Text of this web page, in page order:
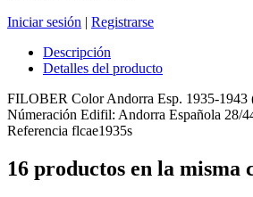
Iniciar sesión | Registrarse
Descripción
Detalles del producto
FILOBER Color Andorra Esp. 1935-1943
Númeración Edifil: Andorra Española 28/
Referencia flcae1935s
16 productos en la misma